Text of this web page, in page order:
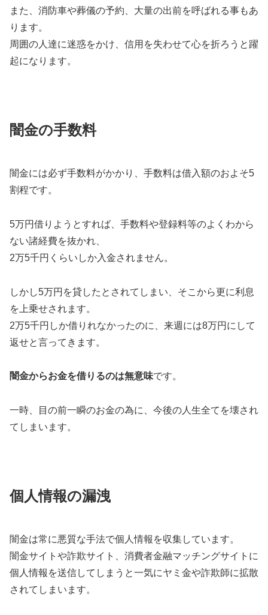
また、消防車や葬儀の予約、大量の出前を呼ばれる事もあ
ります。
周囲の人達に迷惑をかけ、信用を失わせて心を折ろうと躍
起になります。
闇金の手数料
闇金には必ず手数料がかかり、手数料は借入額のおよそ5
割程です。
5万円借りようとすれば、手数料や登録料等のよくわから
ない諸経費を抜かれ、
2万5千円くらいしか入金されません。
しかし5万円を貸したとされてしまい、そこから更に利息
を上乗せされます。
2万5千円しか借りれなかったのに、来週には8万円にして
返せと言ってきます。
闇金からお金を借りるのは無意味です。
一時、目の前一瞬のお金の為に、今後の人生全てを壊され
てしまいます。
個人情報の漏洩
闇金は常に悪質な手法で個人情報を収集しています。
闇金サイトや詐欺サイト、消費者金融マッチングサイトに
個人情報を送信してしまうと一気にヤミ金や詐欺師に拡散
されてしまいます。